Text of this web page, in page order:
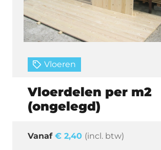
Vloeren
Vloerdelen per m2
(ongelegd)
€ 2,40 (incl. btw)